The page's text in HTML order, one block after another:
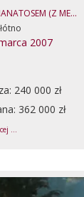
(Z ME...
2007
240 000 zł
362 000 zł
...